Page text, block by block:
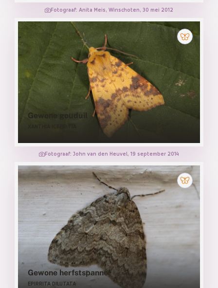
Fotograaf: Anita Meis, Winschoten, 30 mei 2012
Gewone gouduil
Fotograaf: John van den Heuvel, 19 september 2014
Gewone herfstspanner
EPIRRITA DILUTATA